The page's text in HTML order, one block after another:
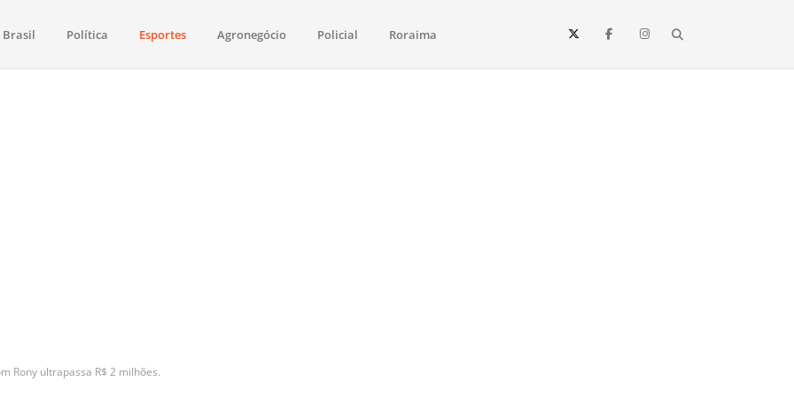
saúde, esportes, economia e os principais acontecimentos de Boa Vista e todo o estado de Roraima. Fique sempre informado
Brasil Política Esportes Agronegócio Policial Roraima
Rony ultrapassa R$ 2 milhões.